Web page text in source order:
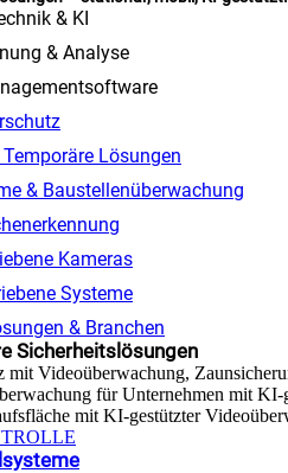
& KI
& Analyse
Lösungen
& Baustellenüberwachung
Kameras
Systeme
& Branchen
Sicherheitslösungen